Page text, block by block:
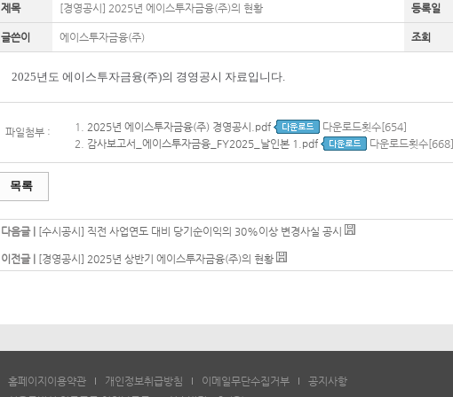
제목 [경영공시] 2025년 에이스투자금융(주)의 현황 등록일
글쓴이 에이스투자금융(주) 조회
2025년도 에이스투자금융(주)의 경영공시 자료입니다.
파일첨부 : 1. 2025년 에이스투자금융(주) 경영공시.pdf
다운로드횟수[654]
2. 감사보고서_에이스투자금융_FY2025_날인본 1.pdf 다운로드횟수[668]
목록
다음글 | [수시공시] 직전 사업연도 대비 당기순이익의 30%이상 변경사실 공시
이전글 | [경영공시] 2025년 상반기 에이스투자금융(주)의 현황
홈페이지이용약관 개인정보취급방침 이메일무단수집거부
공지사항